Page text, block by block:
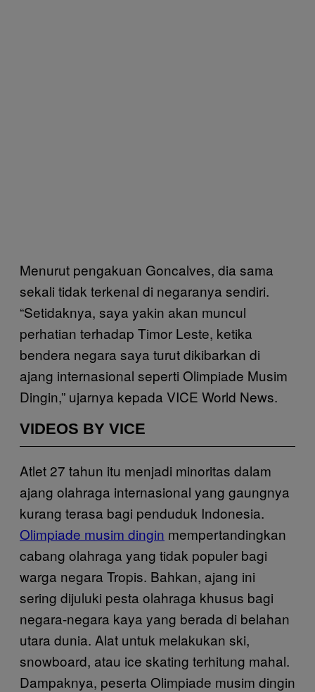
Menurut pengakuan Goncalves, dia sama
sekali tidak terkenal di negaranya sendiri.
“Setidaknya, saya yakin akan muncul
perhatian terhadap Timor Leste, ketika
bendera negara saya turut dikibarkan di
ajang internasional seperti Olimpiade Musim
Dingin,” ujarnya kepada VICE World News.
VIDEOS BY VICE
Atlet 27 tahun itu menjadi minoritas dalam
ajang olahraga internasional yang gaungnya
kurang terasa bagi penduduk Indonesia.
Olimpiade musim dingin mempertandingkan
cabang olahraga yang tidak populer bagi
warga negara Tropis. Bahkan, ajang ini
sering dijuluki pesta olahraga khusus bagi
negara-negara kaya yang berada di belahan
utara dunia. Alat untuk melakukan ski,
snowboard, atau ice skating terhitung mahal.
Dampaknya, peserta Olimpiade musim dingin